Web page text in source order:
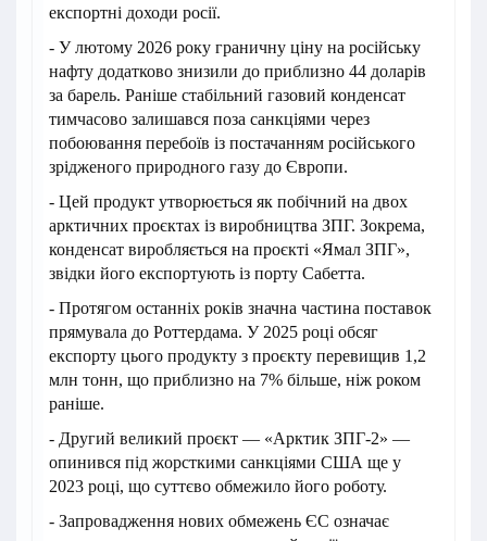
експортні доходи росії.
- У лютому 2026 року граничну ціну на російську
нафту додатково знизили до приблизно 44 доларів
за барель. Раніше стабільний газовий конденсат
тимчасово залишався поза санкціями через
побоювання перебоїв із постачанням російського
зрідженого природного газу до Європи.
- Цей продукт утворюється як побічний на двох
арктичних проєктах із виробництва ЗПГ. Зокрема,
конденсат виробляється на проєкті «Ямал ЗПГ»,
звідки його експортують із порту Сабетта.
- Протягом останніх років значна частина поставок
прямувала до Роттердама. У 2025 році обсяг
експорту цього продукту з проєкту перевищив 1,2
млн тонн, що приблизно на 7% більше, ніж роком
раніше.
- Другий великий проєкт — «Арктик ЗПГ-2» —
опинився під жорсткими санкціями США ще у
2023 році, що суттєво обмежило його роботу.
- Запровадження нових обмежень ЄС означає